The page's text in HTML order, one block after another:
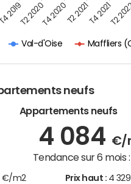
Val-d'Oise Maffliers
2019T2 2020T4 2020T2 2021T4 2021T2
neufs
Appartements neufs
4 084 €/
Tendance sur 6 mois :
€/m2 Prix haut : 4